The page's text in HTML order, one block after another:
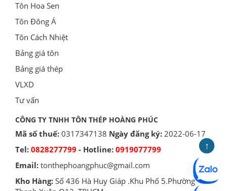
Tôn Hoa Sen
Tôn Đông Á
Tôn Cách Nhiệt
Bảng giá tôn
Bảng giá thép
VLXD
Tư vấn
CÔNG TY TNHH TÔN THÉP HOÀNG PHÚC
Mã số thuế: 0317347138 Ngày đăng ký: 2022-06-17
Tel: 0828277799 - Hotline: 0919077799
Email: tonthephoangphuc@gmail.com
Kho Hàng: Số 436 Hà Huy Giáp .Khu Phố 5.Phường
↑
↑